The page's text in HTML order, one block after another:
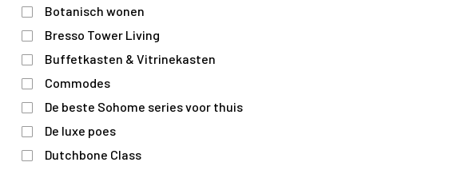
Botanisch wonen
Bresso Tower Living
Buffetkasten & Vitrinekasten
Commodes
De beste Sohome series voor thuis
De luxe poes
Dutchbone Class